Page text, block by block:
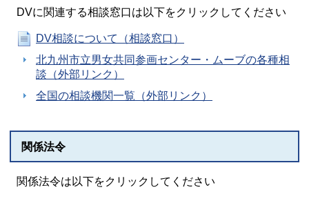
DVに関連する相談窓口は以下をクリックしてください
DV相談について（相談窓口）
北九州市立男女共同参画センター・ムーブの各種相
談（外部リンク）
全国の相談機関一覧（外部リンク）
関係法令
関係法令は以下をクリックしてください